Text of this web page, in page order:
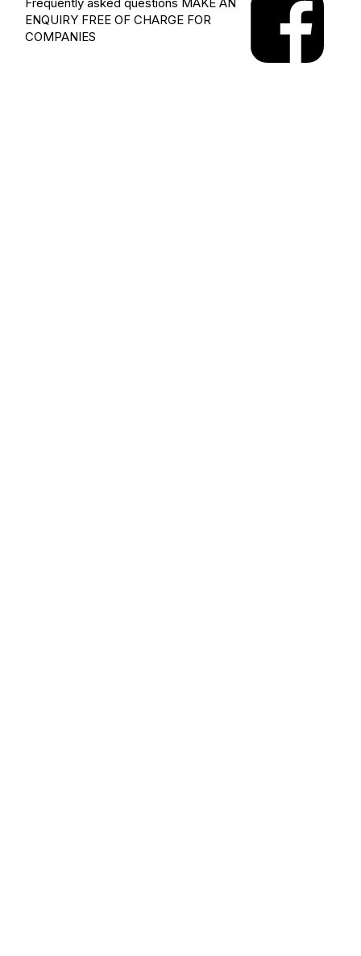
ENQUIRY FREE OF CHARGE FOR
COMPANIES